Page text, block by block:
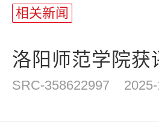
相关新闻
洛阳师范学院获
SRC-358622997